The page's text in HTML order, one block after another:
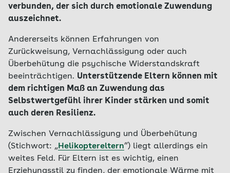
verbunden, der sich durch emotionale Zuwendung
auszeichnet.
Andererseits können Erfahrungen von
Zurückweisung, Vernachlässigung oder auch
Überbehütung die psychische Widerstandskraft
beeinträchtigen. Unterstützende Eltern können mit
dem richtigen Maß an Zuwendung das
Selbstwertgefühl ihrer Kinder stärken und somit
auch deren Resilienz.
Zwischen Vernachlässigung und Überbehütung
(Stichwort: „Helikoptereltern”) liegt allerdings ein
weites Feld. Für Eltern ist es wichtig, einen
Erziehungsstil zu finden, der emotionale Wärme mit